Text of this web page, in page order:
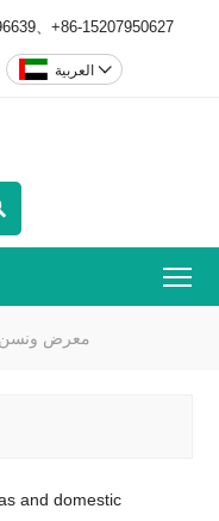
、+86-15207950627
العربية 
معرض ونسن
and domestic